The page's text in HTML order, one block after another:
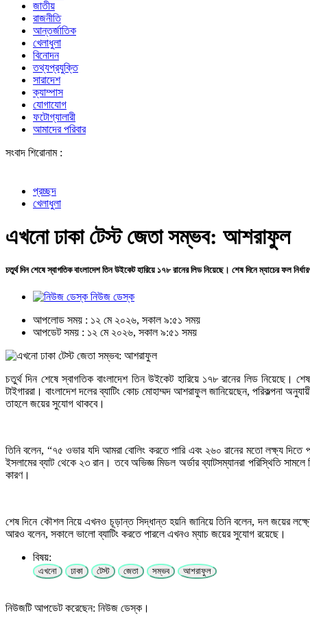
জাতীয়
রাজনীতি
আন্তর্জাতিক
খেলাধুলা
বিনোদন
তথ্যপ্রযুক্তি
সারাদেশ
ক্যাম্পাস
যোগাযোগ
ফটোগ্যালারী
আমাদের পরিবার
সংবাদ শিরোনাম :
শেখ
প্রচ্ছদ
খেলাধুলা
এখনো ঢাকা টেস্ট জেতা সম্ভব: আশরাফুল
চতুর্থ দিন শেষে স্বাগতিক বাংলাদেশ তিন উইকেট হারিয়ে ১৭৮ রানের লিড নিয়েছে। শেষ দিনে ম্যাচের ফল
নিউজ ডেস্ক
আপলোড সময় : ১২ মে ২০২৬, সকাল ৯:৫১ সময়
আপডেট সময় : ১২ মে ২০২৬, সকাল ৯:৫১ সময়
চতুর্থ দিন শেষে স্বাগতিক বাংলাদেশ তিন উইকেট হারিয়ে ১৭৮ রানের লিড
টাইগাররা। বাংলাদেশ দলের ব্যাটিং কোচ মোহাম্মদ আশরাফুল জানিয়েছেন, পরিকল্পনা
তাহলে জয়ের সুযোগ থাকবে।
তিনি বলেন, “৭৫ ওভার যদি আমরা বোলিং করতে পারি এবং ২৬০ রানের মতো লক্ষ্য দিতে
ইসলামের ব্যাট থেকে ২৩ রান। তবে অভিজ্ঞ মিডল অর্ডার ব্যাটসম্যানরা পরিস্থিতি
কারণ।
শেষ দিনে কৌশল নিয়ে এখনও চূড়ান্ত সিদ্ধান্ত হয়নি জানিয়ে তিনি বলেন, দল জয়ের
আরও বলেন, সকালে ভালো ব্যাটিং করতে পারলে এখনও ম্যাচ জয়ের সুযোগ রয়েছে।
বিষয়:
এখনো ঢাকা টেস্ট জেতা সম্ভব আশরাফুল
নিউজটি আপডেট করেছেন: নিউজ ডেস্ক।